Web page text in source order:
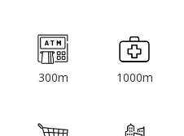
300m 1000m